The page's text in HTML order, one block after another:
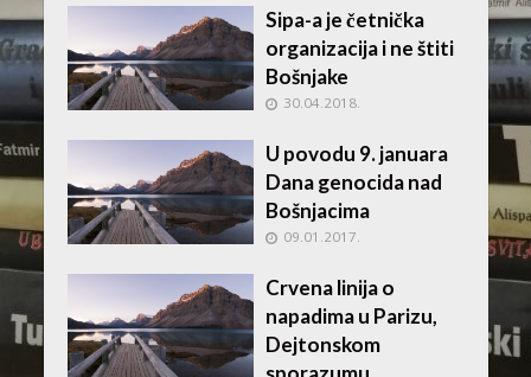
Sipa-a je četnička
organizacija i ne štiti
Bošnjake
30.04.2018.
U povodu 9. januara
Dana genocida nad
Bošnjacima
09.01.2017.
Crvena linija o
napadima u Parizu,
Dejtonskom